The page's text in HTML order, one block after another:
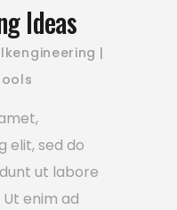
Ideas
elit, sed do
ut labore
enim ad